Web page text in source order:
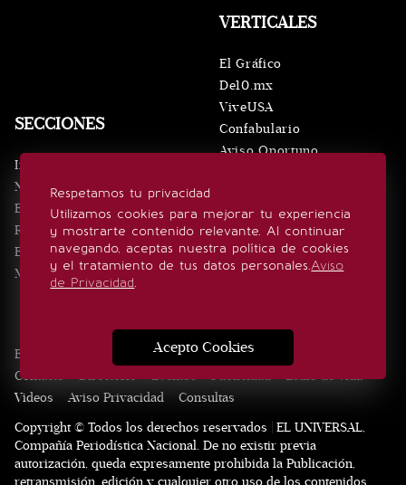
Respetamos tu privacidad
Utilizamos cookies para mejorar tu experiencia
y mostrarte contenido relevante. Al continuar
navegando, aceptas nuestra política de cookies
y el tratamiento de tus datos personales.Aviso
de Privacidad.
Acepto Cookies
SECCIONES
Inicio
Noticias
Eventos
Realeza
Estilo de vida
Minuto x Minuto
VERTICALES
El Gráfico
De10.mx
ViveUSA
Confabulario
Aviso Oportuno
SÍGUENOS
Edición Impresa Noticias Quiénes somos
Contacto
Directorio Eventos Publicidad
Estilo de vida
Videos
Aviso Privacidad
Consultas
Copyright © Todos los derechos reservados | EL UNIVERSAL,
Compañía Periodística Nacional. De no existir previa
autorización, queda expresamente prohibida la Publicación,
retransmisión, edición y cualquier otro uso de los contenidos